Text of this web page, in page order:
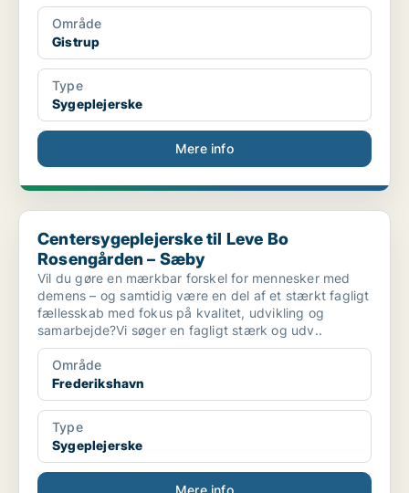
Område
Gistrup
Type
Sygeplejerske
Mere info
Centersygeplejerske til Leve Bo Rosengården – Sæby
Centersygeplejerske til Leve Bo
Rosengården – Sæby
Vil du gøre en mærkbar forskel for mennesker med
demens – og samtidig være en del af et stærkt fagligt
fællesskab med fokus på kvalitet, udvikling og
samarbejde?Vi søger en fagligt stærk og udv..
Område
Frederikshavn
Type
Sygeplejerske